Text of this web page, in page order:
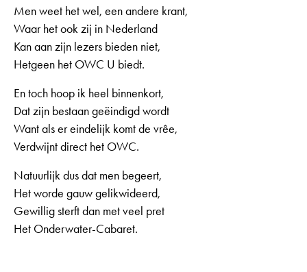
Men weet het wel, een andere krant,
Waar het ook zij in Nederland
Kan aan zijn lezers bieden niet,
Hetgeen het OWC U biedt.
En toch hoop ik heel binnenkort,
Dat zijn bestaan geëindigd wordt
Want als er eindelijk komt de vrêe,
Verdwijnt direct het OWC.
Natuurlijk dus dat men begeert,
Het worde gauw gelikwideerd,
Gewillig sterft dan met veel pret
Het Onderwater-Cabaret.